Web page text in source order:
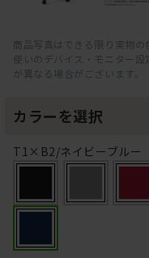
商品写真はできる限り実物
使いのデバイス・モニター
が異なる場合がございます。
カラーを選択
T1×B2/ネイビーブルー